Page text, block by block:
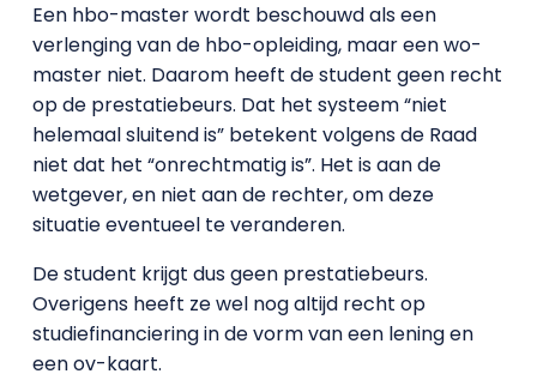
Een hbo-master wordt beschouwd als een
verlenging van de hbo-opleiding, maar een wo-
master niet. Daarom heeft de student geen recht
op de prestatiebeurs. Dat het systeem “niet
helemaal sluitend is” betekent volgens de Raad
niet dat het “onrechtmatig is”. Het is aan de
wetgever, en niet aan de rechter, om deze
situatie eventueel te veranderen.
De student krijgt dus geen prestatiebeurs.
Overigens heeft ze wel nog altijd recht op
studiefinanciering in de vorm van een lening en
een ov-kaart.